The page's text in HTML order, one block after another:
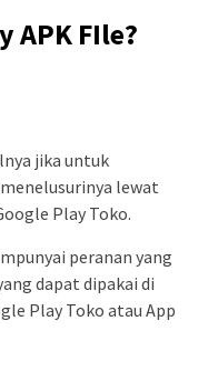
APK FIle?
jika untuk
lewat
Play Toko.
peranan yang
dapat dipakai di
Play Toko atau App